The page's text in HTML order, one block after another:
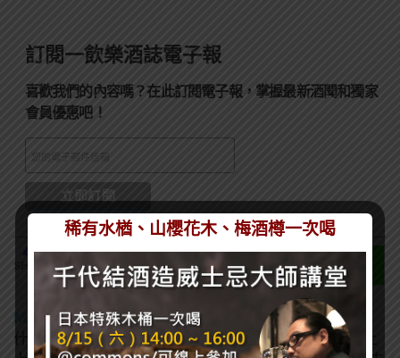
訂閱一飲樂酒誌電子報
喜歡我們的內容嗎？在此訂閱電子報，掌握最新酒聞和獨家
會員優惠吧！
413
SHARES
MA MATT
什麼酒都喝，酒精中漂浮的塵世小書僮，沒事喝喝酒上
稀有水楢、山櫻花木、梅酒樽一次喝